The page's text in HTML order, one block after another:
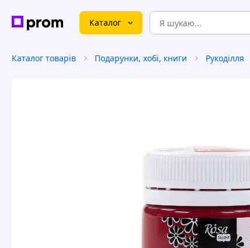
Каталог
Каталог товарів Подарунки, хобі, книги Рукоділля